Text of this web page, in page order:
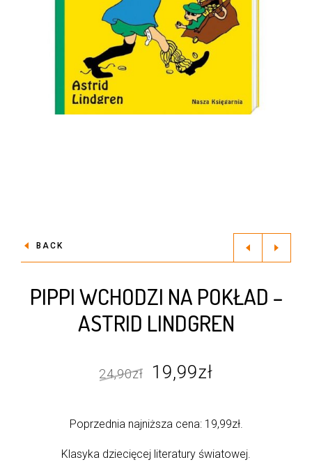
BACK
PIPPI WCHODZI NA POKŁAD –
ASTRID LINDGREN
24,90zł
Pierwotna
wynosiła:
24,90zł.
19,99zł
wynosi:
19,99zł.
Poprzednia najniższa cena: 19,99zł.
Klasyka dziecięcej literatury światowej.